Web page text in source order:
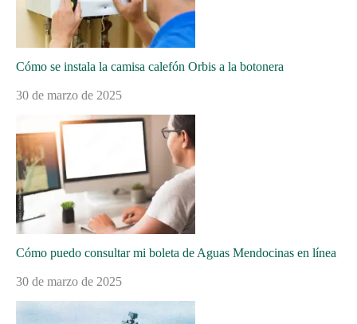
Cómo se instala la camisa calefón Orbis a la botonera
30 de marzo de 2025
Cómo puedo consultar mi boleta de Aguas Mendocinas en línea
30 de marzo de 2025